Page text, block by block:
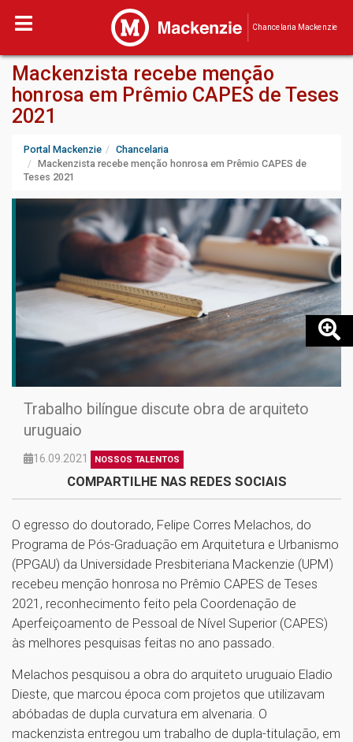
Chancelaria Mackenzie
Mackenzista recebe menção
honrosa em Prêmio CAPES de Teses
2021
Portal Mackenzie
Chancelaria
Mackenzista recebe menção honrosa em Prêmio CAPES de
Teses 2021
Trabalho bilíngue discute obra de arquiteto
uruguaio
16.09.2021 NOSSOS TALENTOS
COMPARTILHE NAS REDES SOCIAIS
O egresso do doutorado, Felipe Corres Melachos, do
Programa de Pós-Graduação em Arquitetura e Urbanismo
(PPGAU) da Universidade Presbiteriana Mackenzie (UPM)
recebeu menção honrosa no Prêmio CAPES de Teses
2021, reconhecimento feito pela Coordenação de
Aperfeiçoamento de Pessoal de Nível Superior (CAPES)
às melhores pesquisas feitas no ano passado.
Melachos pesquisou a obra do arquiteto uruguaio Eladio
Dieste, que marcou época com projetos que utilizavam
abóbadas de dupla curvatura em alvenaria. O
mackenzista entregou um trabalho de dupla-titulação, em